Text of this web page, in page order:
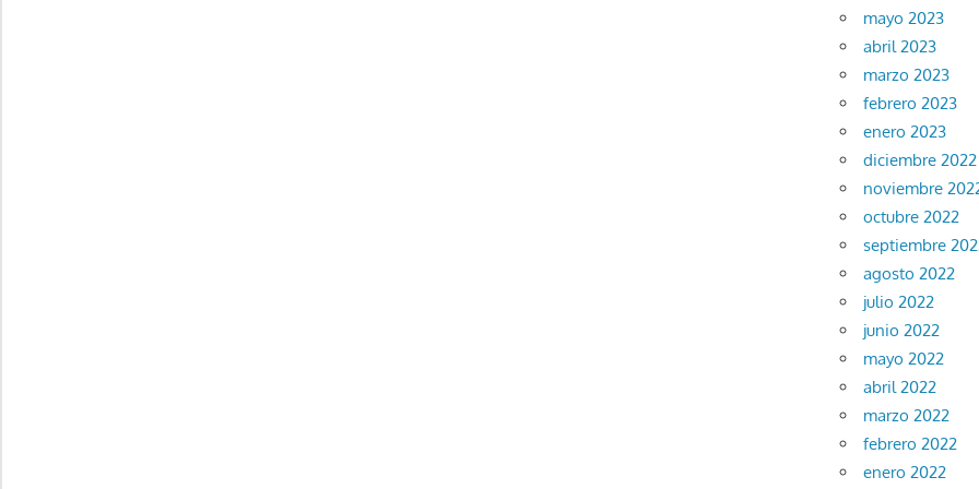
mayo 2023
abril 2023
marzo 2023
febrero 2023
enero 2023
diciembre 2022
noviembre
octubre 2022
septiembre
agosto 2022
julio 2022
junio 2022
mayo 2022
abril 2022
marzo 2022
febrero 2022
enero 2022